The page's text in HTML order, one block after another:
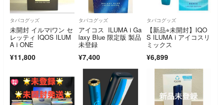
タバコグッズ
未開封 イルマiワン セ
レッティ IQOS ILUM
A i ONE
¥11,800
タバコグッズ
アイコス ILUMA i Ga
laxy Blue 限定版 製品
未登録
¥7,400
タバコグッズ
【新品⭐︎未開封】IQO
S ILUMA i アイコスリ
ミックス
¥6,899